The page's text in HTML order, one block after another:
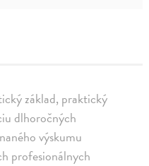
základ, praktický
dlhoročných
výskumu
profesionálnych